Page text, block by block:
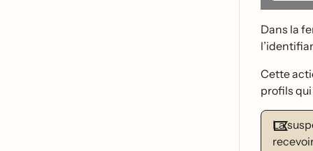
Dans la
Cette
profils
La